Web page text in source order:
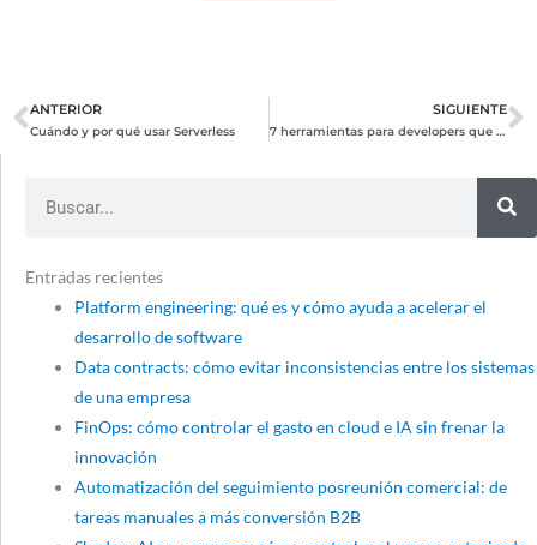
Prev
ANTERIOR
Cuándo y por qué usar Serverless
SIGUIENTE
7 herramientas para developers que deberías probar
Entradas recientes
Platform engineering: qué es y cómo ayuda a acelerar el
desarrollo de software
Data contracts: cómo evitar inconsistencias entre los sistemas
de una empresa
FinOps: cómo controlar el gasto en cloud e IA sin frenar la
innovación
Automatización del seguimiento posreunión comercial: de
tareas manuales a más conversión B2B